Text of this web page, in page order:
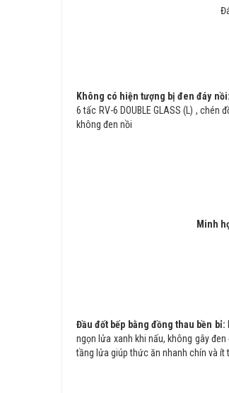
Không có hiện tượng bị đen đáy nồi:
6 tấc RV-6 DOUBLE GLASS (L) ,
không đen nồi
Minh
Đầu đốt bếp bằng đồng thau bền bỉ:
ngọn lửa xanh khi nấu, không gây
tầng lửa giúp thức ăn nhanh chín và ít